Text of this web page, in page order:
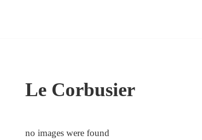
Le Corbusier
no images were found